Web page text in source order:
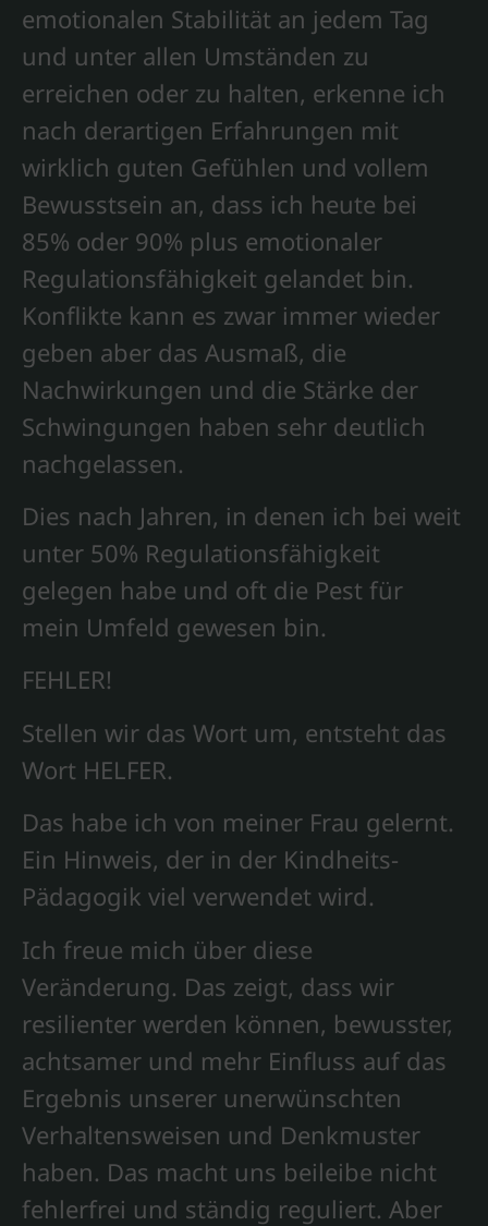
emotionalen Stabilität an jedem Tag
und unter allen Umständen zu
erreichen oder zu halten, erkenne ich
nach derartigen Erfahrungen mit
wirklich guten Gefühlen und vollem
Bewusstsein an, dass ich heute bei
85% oder 90% plus emotionaler
Regulationsfähigkeit gelandet bin.
Konflikte kann es zwar immer wieder
geben aber das Ausmaß, die
Nachwirkungen und die Stärke der
Schwingungen haben sehr deutlich
nachgelassen.
Dies nach Jahren, in denen ich bei weit
unter 50% Regulationsfähigkeit
gelegen habe und oft die Pest für
mein Umfeld gewesen bin.
FEHLER!
Stellen wir das Wort um, entsteht das
Wort HELFER.
Das habe ich von meiner Frau gelernt.
Ein Hinweis, der in der Kindheits-
Pädagogik viel verwendet wird.
Ich freue mich über diese
Veränderung. Das zeigt, dass wir
resilienter werden können, bewusster,
achtsamer und mehr Einfluss auf das
Ergebnis unserer unerwünschten
Verhaltensweisen und Denkmuster
haben. Das macht uns beileibe nicht
fehlerfrei und ständig reguliert. Aber